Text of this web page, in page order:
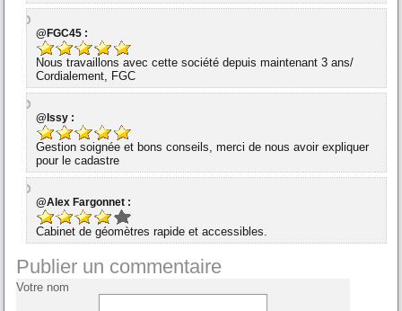
@FGC45 :
Nous travaillons avec cette société depuis maintenant 3 ans/
Cordialement, FGC
@Issy :
Gestion soignée et bons conseils, merci de nous avoir expliquer
pour le cadastre
@Alex Fargonnet :
Cabinet de géomètres rapide et accessibles.
Publier un commentaire
Votre nom